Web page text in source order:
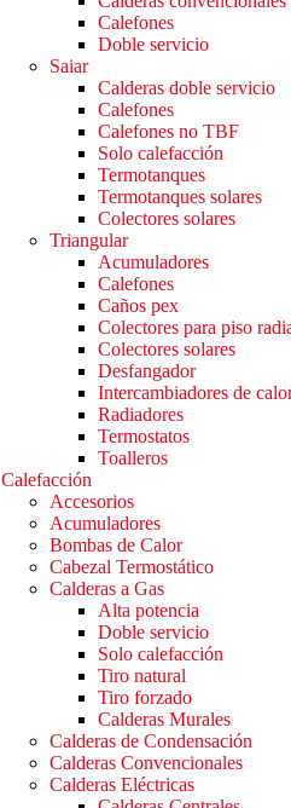
Calefones
Doble servicio
Saiar
Calderas doble servicio
Calefones
Calefones no TBF
Solo calefacción
Termotanques
Termotanques solares
Colectores solares
Triangular
Acumuladores
Calefones
Caños pex
Colectores para piso
Colectores solares
Desfangador
Intercambiadores de
Radiadores
Termostatos
Toalleros
Calefacción
Accesorios
Acumuladores
Bombas de Calor
Cabezal Termostático
Calderas a Gas
Alta potencia
Doble servicio
Solo calefacción
Tiro natural
Tiro forzado
Calderas Murales
Calderas de Condensación
Calderas Convencionales
Calderas Eléctricas